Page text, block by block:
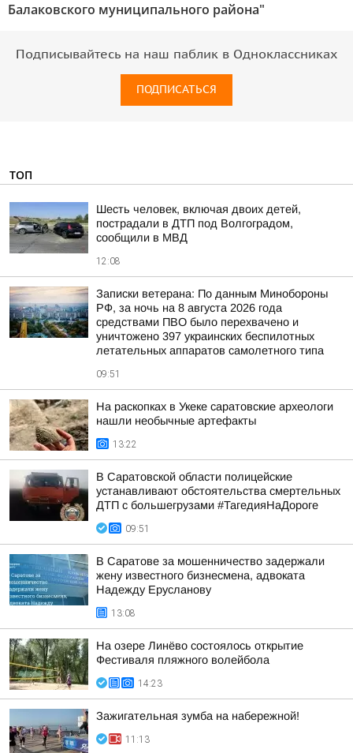
Балаковского муниципального района"
Подписывайтесь на наш паблик в Одноклассниках
ПОДПИСАТЬСЯ
ТОП
Шесть человек, включая двоих детей,
пострадали в ДТП под Волгоградом,
сообщили в МВД
12:08
Записки ветерана: По данным Минобороны
РФ, за ночь на 8 августа 2026 года
средствами ПВО было перехвачено и
уничтожено 397 украинских беспилотных
летательных аппаратов самолетного типа
09:51
На раскопках в Укеке саратовские археологи
нашли необычные артефакты
13:22
В Саратовской области полицейские
устанавливают обстоятельства смертельных
ДТП с большегрузами #ТагедияНаДороге
09:51
В Саратове за мошенничество задержали
жену известного бизнесмена, адвоката
Надежду Ерусланову
13:08
На озере Линёво состоялось открытие
Фестиваля пляжного волейбола
14:23
Зажигательная зумба на набережной!
11:13